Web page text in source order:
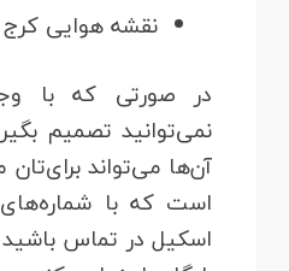
نقشه هوایی
در صورتی که با
نمی‌توانید تصمیم
است که با
اسکیل در تماس